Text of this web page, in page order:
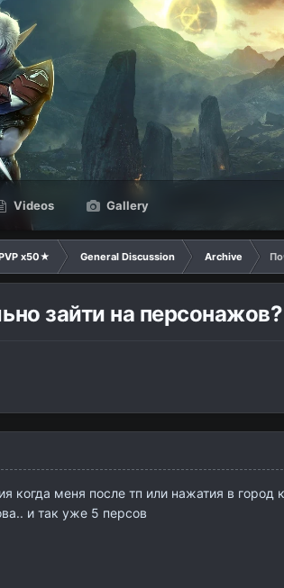
Videos Gallery
x50★ General Discussion Archive
зайти на персонажов?
когда меня после тп или нажатия в
и так уже 5 персов